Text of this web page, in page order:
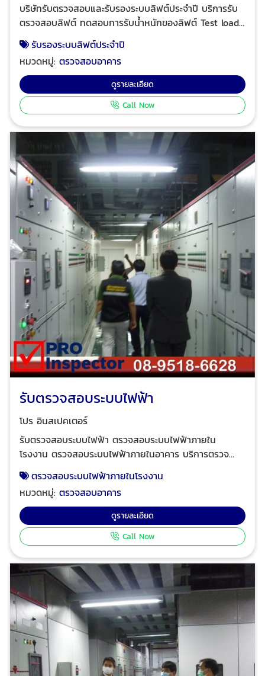
บริษัทรับตรวจสอบและรับรองระบบลิฟต์ประจำปี บริการรับ
ตรวจสอบลิฟต์ ทดสอบการรับน้ำหนักของลิฟต์ Test load
ทั้งลิฟต์โดยสารและลิฟต์ขนส่ง ทดสอบชิ้นส่วนส่วนประกอบ
ลิฟต์และทดอุปกรณ์ควบคุมของลิฟต์ ตามมาตรฐานความ
ปลอดภัย ปจ. 1 พร้อมออกใบรับรองมาตรฐานความ
ปลอดภัยโดยวิศวกรเครื่องกลมืออาชีพ ตรวจสอบความ
ปลอดภัยการทำงานประตูลิฟต์ ตรวจสอบจุดต่อสายไฟฟ้า
ทุกจุดของลิฟต์ ตรวจสอบสวิตช์ ทดสอบปุ่มกดลิฟต์ทั้งหน้า
เฟืองขับ สายสลิงลิฟต์ ตรวจสอบสภาพของผ้าเบรกลิฟต์
ปรับระยะเบรคลิฟต์ให้เหมาะสม ตรวจสอบสภาพอุปกรณ์
ควบคุมระบบไฟฟ้าลิฟต์ ตรวจขันน๊อต ขันสกรูทุกตัวใหม่ให้
อยู่ในสภาพที่สมบูรณ์ เปลี่ยนอะไหล่ลิฟต์ทันทีเมื่อตรวจพบ
จุดที่เสื่อมสภาพหรือชำรุด โปร อินสเปคเตอร์ ทีมงาน
วิศวกรมืออาชีพ ผู้เชี่ยวชาญด้านการให้บริการตรวจสอบ
อาคาร ตรวจสอบและรับรองการจัดการพลังงาน ตรวจสอบ
และรับรองระบบไฟฟ้าประจำปี ตรวจสอบระบบแจ้งเหตุเพลิง
ไหม้อาคารและโรงงาน เพื่อทำรายงานและ ออกหนังสือ
รับรองความปลอดภัยประเภทต่างๆ ตามกฎหมาย ได้รับ
ความไว้วางใจจากบริษัทชั้นนำระดับแนวหน้าของไทย และ
โรงงานชั้นนำของไทย
รับรองระบบลิฟต์ประจำปี
หมวดหมู่:ตรวจสอบอาคาร
ดูรายละเอียด
Call Now
รับตรวจสอบระบบไฟฟ้า
โปร อินสเปคเตอร์
รับตรวจสอบระบบไฟฟ้า ตรวจสอบระบบไฟฟ้าภายใน
โรงงาน ตรวจสอบระบบไฟฟ้าภายในอาคาร บริการตรวจ
สอบความปลอดภัยเกี่ยวกับไฟฟ้าโรงงาน จัดทำรายงานและ
เสนอแนะเพื่อแก้ไขกรณีตรวจพบปัญหา ออกรายงานกรม
สวัสดิการ / ออกรายงานกรมโรงงาน โดยสามัญวิศวกร ใบ
อนุญาตนิติบุคคลผู้ให้บริการตรวจสอบและรับรองระบบไฟฟ้า
และบริภัณฑ์ไฟฟ้า เลขที่ใบอนุญาต 0302-03-2565-0028
ระบบไฟฟ้า ตรวจสอบจุดใช้ไฟด้วย Thermoscan โปร อิน
สเปคเตอร์ ทีมงานวิศวกรมืออาชีพ ผู้เชี่ยวชาญด้านการให้
บริการตรวจสอบอาคาร ตรวจสอบและรับรองการจัดการ
พลังงาน ตรวจสอบและรับรองระบบไฟฟ้าประจำปี ตรวจ
สอบระบบแจ้งเหตุเพลิงไหม้อาคารและโรงงาน เพื่อทำ
รายงานและ ออกหนังสือรับรองความปลอดภัยประเภทต่างๆ
ตามกฎหมาย ได้รับความไว้วางใจจากบริษัทชั้นนำระดับแนว
หน้าของไทย และโรงงานชั้นนำของไทย
ตรวจสอบระบบไฟฟ้าภายในโรงงาน
หมวดหมู่:ตรวจสอบอาคาร
ดูรายละเอียด
Call Now